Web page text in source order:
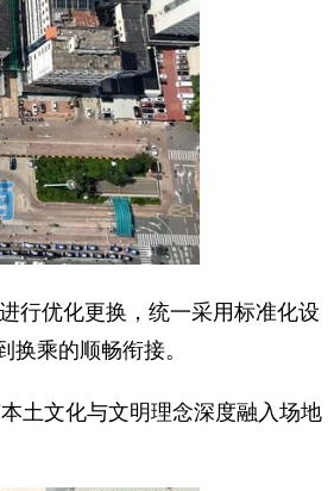
优化更换，统一采用标准化设
乘的顺畅衔接。
土文化与文明理念深度融入场地